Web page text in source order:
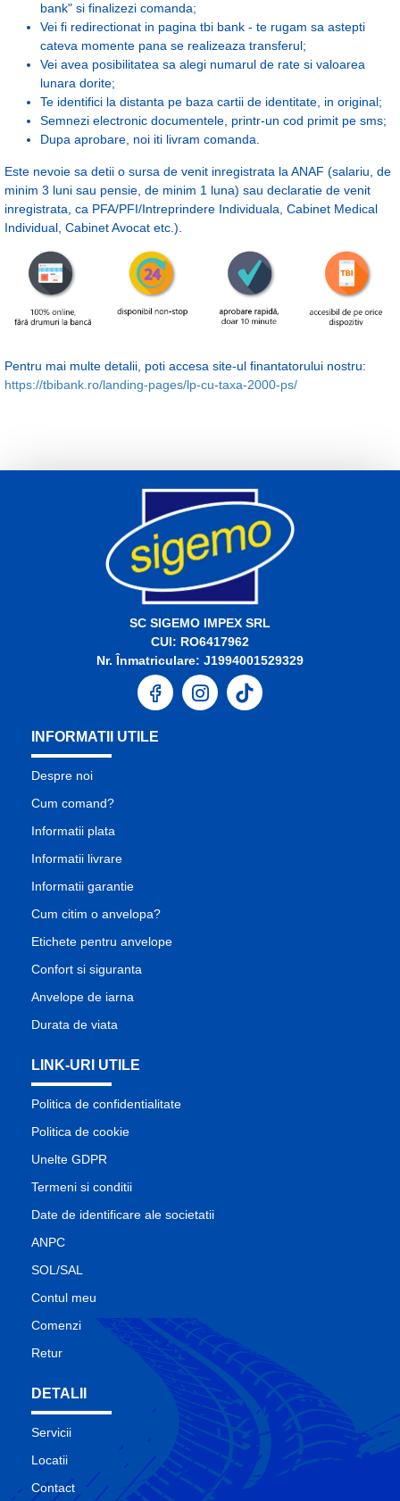
bank" si finalizezi comanda;
Vei fi redirectionat in pagina tbi bank - te rugam sa astepti
cateva momente pana se realizeaza transferul;
Vei avea posibilitatea sa alegi numarul de rate si valoarea
lunara dorite;
Te identifici la distanta pe baza cartii de identitate, in original;
Semnezi electronic documentele, printr-un cod primit pe sms;
Dupa aprobare, noi iti livram comanda.
Este nevoie sa detii o sursa de venit inregistrata la ANAF (salariu, de
minim 3 luni sau pensie, de minim 1 luna) sau declaratie de venit
inregistrata, ca PFA/PFI/Intreprindere Individuala, Cabinet Medical
Individual, Cabinet Avocat etc.).
Pentru mai multe detalii, poti accesa site-ul finantatorului nostru:
https://tbibank.ro/landing-pages/lp-cu-taxa-2000-ps/
SC SIGEMO IMPEX SRL
CUI: RO6417962
Nr. Înmatriculare: J1994001529329
INFORMATII UTILE
Despre noi
Cum comand?
Informatii plata
Informatii livrare
Informatii garantie
Cum citim o anvelopa?
Etichete pentru anvelope
Confort si siguranta
Anvelope de iarna
Durata de viata
LINK-URI UTILE
Politica de confidentialitate
Politica de cookie
Unelte GDPR
Termeni si conditii
Date de identificare ale societatii
ANPC
SOL/SAL
Contul meu
Comenzi
Retur
DETALII
Servicii
Locatii
Contact